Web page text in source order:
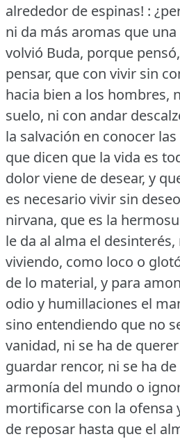
alrededor de espinas! :
ni da más aromas que una
volvió Buda, porque
pensar, que con vivir sin
hacia bien a los hombres,
suelo, ni con andar
la salvación en conocer
que dicen que la vida es
dolor viene de desear, y
es necesario vivir sin
nirvana, que es la
le da al alma el
viviendo, como loco o
de lo material, y para
odio y humillaciones el
sino entendiendo que no
vanidad, ni se ha de
guardar rencor, ni se ha
armonía del mundo o
mortificarse con la ofensa
de reposar hasta que el